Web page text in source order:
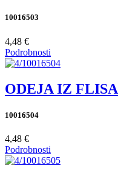
10016503
4,48 €
Podrobnosti
ODEJA IZ FLISA
10016504
4,48 €
Podrobnosti